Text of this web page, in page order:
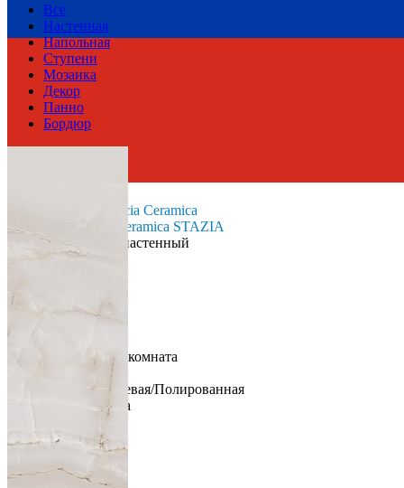
Gracia Ceramica
Коллекция
Gracia Ceramica STAZIA
Тип плитки
Декор настенный
Размеры
Ширина
30 см
Свойства
Назначение
Ванная комната
Керамика
Глянцевая/Полированная
Морская волна
Все
Настенная
Напольная
Ступени
Мозаика
Декор
Панно
Бордюр